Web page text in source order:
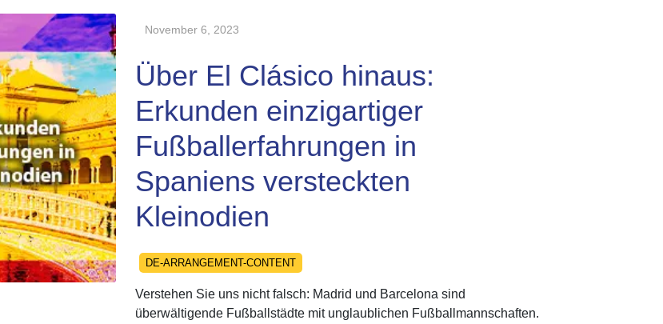
November 6, 2023
Über El Clásico hinaus:
Erkunden einzigartiger
Fußballerfahrungen in
Spaniens versteckten
Kleinodien
Categories
DE-ARRANGEMENT-CONTENT
Verstehen Sie uns nicht falsch: Madrid und Barcelona sind
überwältigende Fußballstädte mit unglaublichen Fußballmannschaften.